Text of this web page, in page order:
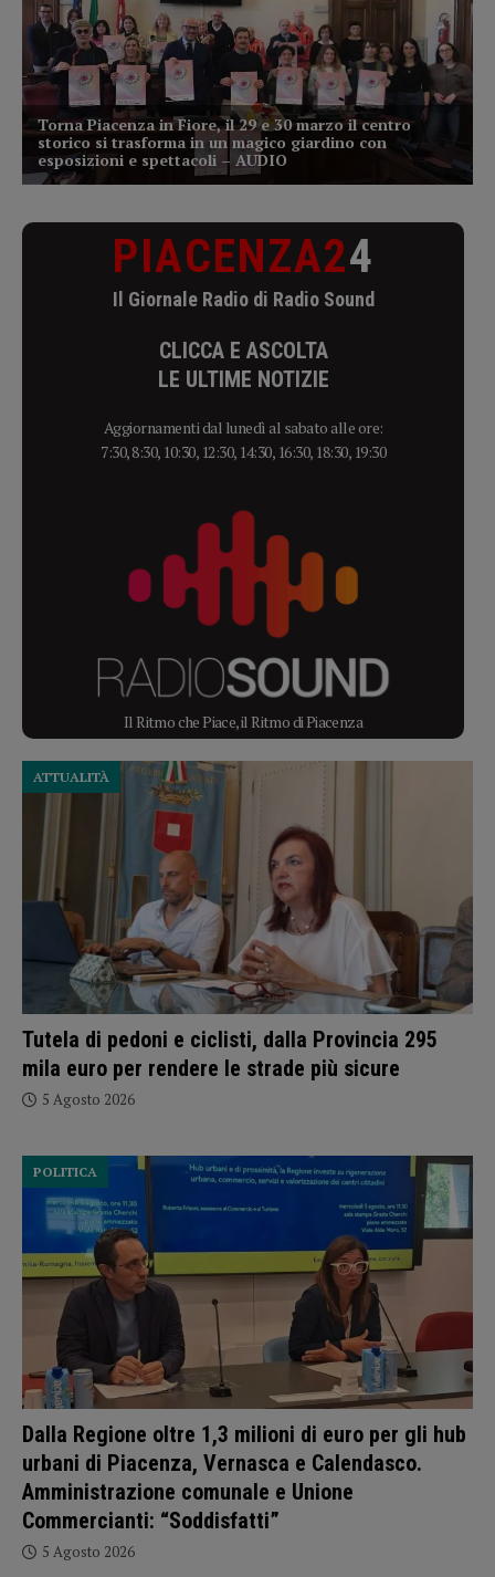
PIACENZA24
Il Giornale Radio di Radio Sound
CLICCA E ASCOLTA
LE ULTIME NOTIZIE
Aggiornamenti dal lunedì al sabato alle ore:
7:30, 8:30, 10:30, 12:30, 14:30, 16:30, 18:30, 19:30
Il Ritmo che Piace, il Ritmo di Piacenza
Tutela di pedoni e ciclisti, dalla Provincia 295
mila euro per rendere le strade più sicure
ATTUALITÀ
5 Agosto 2026
Dalla Regione oltre 1,3 milioni di euro per gli hub
urbani di Piacenza, Vernasca e Calendasco.
Amministrazione comunale e Unione
Commercianti: “Soddisfatti”
POLITICA
5 Agosto 2026